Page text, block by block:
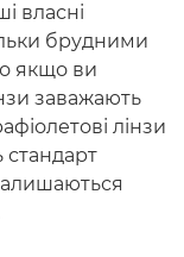
власні
брудними
якщо ви
заважають
лінзи